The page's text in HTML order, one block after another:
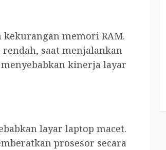
kekurangan memori RAM.
saat menjalankan
kinerja layar
layar laptop macet.
prosesor secara